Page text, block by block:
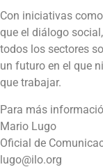
Con iniciativas
que el diálogo
todos los sectores
un futuro en el que
que trabajar.
Para más
Mario Lugo
Oficial de
lugo@ilo.org